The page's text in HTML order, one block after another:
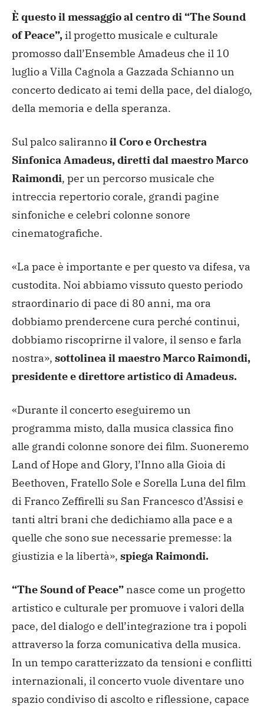
È questo il messaggio al centro di “The Sound
of Peace”, il progetto musicale e culturale
promosso dall’Ensemble Amadeus che il 10
luglio a Villa Cagnola a Gazzada Schianno un
concerto dedicato ai temi della pace, del dialogo,
della memoria e della speranza.
Sul palco salirannoil Coro e Orchestra
Sinfonica Amadeus, diretti dal maestro Marco
Raimondi, per un percorso musicale che
intreccia repertorio corale, grandi pagine
sinfoniche e celebri colonne sonore
cinematografiche.
«La pace è importante e per questo va difesa, va
custodita. Noi abbiamo vissuto questo periodo
straordinario di pace di 80 anni, ma ora
dobbiamo prendercene cura perché continui,
dobbiamo riscoprirne il valore, il senso e farla
nostra», sottolinea il maestro Marco Raimondi,
presidente e direttore artistico di Amadeus.
«Durante il concerto eseguiremo un
programma misto, dalla musica classica fino
alle grandi colonne sonore dei film. Suoneremo
Land of Hope and Glory, l’Inno alla Gioia di
Beethoven, Fratello Sole e Sorella Luna del film
di Franco Zeffirelli su San Francesco d’Assisi e
tanti altri brani che dedichiamo alla pace e a
quelle che sono sue necessarie premesse: la
giustizia e la libertà», spiega Raimondi.
“The Sound of Peace” nasce come un progetto
artistico e culturale per promuove i valori della
pace, del dialogo e dell’integrazione tra i popoli
attraverso la forza comunicativa della musica.
In un tempo caratterizzato da tensioni e conflitti
internazionali, il concerto vuole diventare uno
spazio condiviso di ascolto e riflessione, capace